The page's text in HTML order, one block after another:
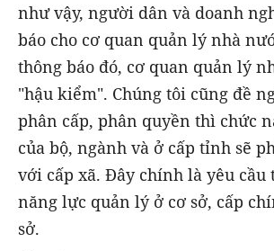
như vậy, người dân và doanh
báo cho cơ quan quản lý nhà
thông báo đó, cơ quan quản lý
"hậu kiểm". Chúng tôi cũng đề
phân cấp, phân quyền thì chức
của bộ, ngành và ở cấp tỉnh sẽ
với cấp xã. Đây chính là yêu cầu
năng lực quản lý ở cơ sở, cấp
sở.